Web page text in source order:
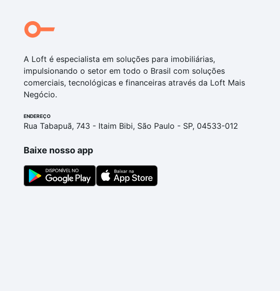
A Loft é especialista em soluções para imobiliárias,
impulsionando o setor em todo o Brasil com soluções
comerciais, tecnológicas e financeiras através da Loft Mais
Negócio.
ENDEREÇO
Rua Tabapuã, 743 - Itaim Bibi, São Paulo - SP, 04533-012
Baixe nosso app